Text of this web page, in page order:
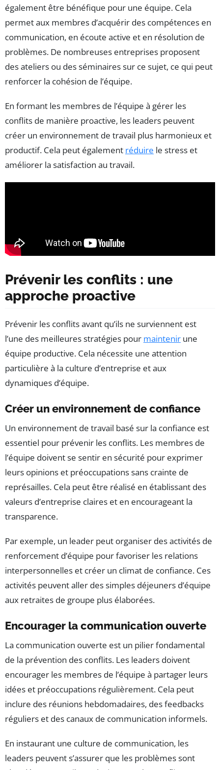
également être bénéfique pour une équipe. Cela
permet aux membres d’acquérir des compétences en
communication, en écoute active et en résolution de
problèmes. De nombreuses entreprises proposent
des ateliers ou des séminaires sur ce sujet, ce qui peut
renforcer la cohésion de l’équipe.
En formant les membres de l’équipe à gérer les
conflits de manière proactive, les leaders peuvent
créer un environnement de travail plus harmonieux et
productif. Cela peut également réduire le stress et
améliorer la satisfaction au travail.
Prévenir les conflits : une
approche proactive
Prévenir les conflits avant qu’ils ne surviennent est
l’une des meilleures stratégies pour maintenir une
équipe productive. Cela nécessite une attention
particulière à la culture d’entreprise et aux
dynamiques d’équipe.
Créer un environnement de confiance
Un environnement de travail basé sur la confiance est
essentiel pour prévenir les conflits. Les membres de
l’équipe doivent se sentir en sécurité pour exprimer
leurs opinions et préoccupations sans crainte de
représailles. Cela peut être réalisé en établissant des
valeurs d’entreprise claires et en encourageant la
transparence.
Par exemple, un leader peut organiser des activités de
renforcement d’équipe pour favoriser les relations
interpersonnelles et créer un climat de confiance. Ces
activités peuvent aller des simples déjeuners d’équipe
aux retraites de groupe plus élaborées.
Encourager la communication ouverte
La communication ouverte est un pilier fondamental
de la prévention des conflits. Les leaders doivent
encourager les membres de l’équipe à partager leurs
idées et préoccupations régulièrement. Cela peut
inclure des réunions hebdomadaires, des feedbacks
réguliers et des canaux de communication informels.
En instaurant une culture de communication, les
leaders peuvent s’assurer que les problèmes sont